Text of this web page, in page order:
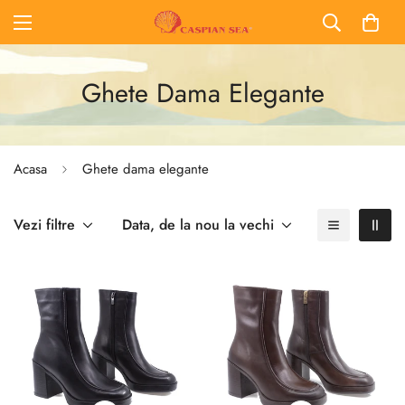
Ghete Dama Elegante
Acasa Ghete dama elegante
Vezi filtre Data, de la nou la vechi